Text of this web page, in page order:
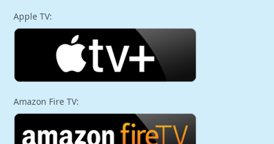
Apple TV:
Amazon Fire TV: